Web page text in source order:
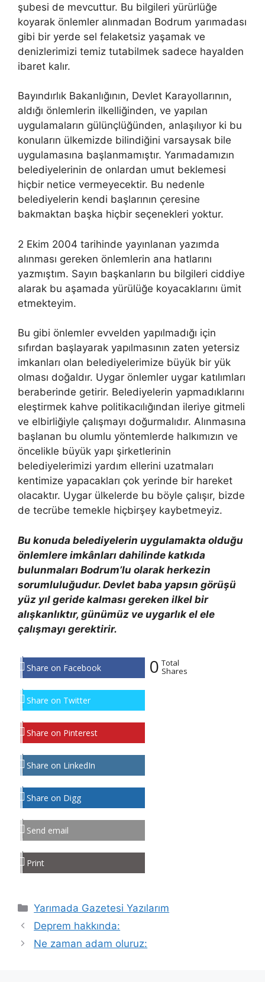
şubesi de mevcuttur. Bu bilgileri yürürlüğe
koyarak önlemler alınmadan Bodrum yarımadası
gibi bir yerde sel felaketsiz yaşamak ve
denizlerimizi temiz tutabilmek sadece hayalden
ibaret kalır.
Bayındırlık Bakanlığının, Devlet Karayollarının,
aldığı önlemlerin ilkelliğinden, ve yapılan
uygulamaların gülünçlüğünden, anlaşılıyor ki bu
konuların ülkemizde bilindiğini varsaysak bile
uygulamasına başlanmamıştır. Yarımadamızın
belediyelerinin de onlardan umut beklemesi
hiçbir netice vermeyecektir. Bu nedenle
belediyelerin kendi başlarının çeresine
bakmaktan başka hiçbir seçenekleri yoktur.
2 Ekim 2004 tarihinde yayınlanan yazımda
alınması gereken önlemlerin ana hatlarını
yazmıştım. Sayın başkanların bu bilgileri ciddiye
alarak bu aşamada yürülüğe koyacaklarını ümit
etmekteyim.
Bu gibi önlemler evvelden yapılmadığı için
sıfırdan başlayarak yapılmasının zaten yetersiz
imkanları olan belediyelerimize büyük bir yük
olması doğaldır. Uygar önlemler uygar katılımları
beraberinde getirir. Belediyelerin yapmadıklarını
eleştirmek kahve politikacılığından ileriye gitmeli
ve elbirliğiyle çalışmayı doğurmalıdır. Alınmasına
başlanan bu olumlu yöntemlerde halkımızın ve
öncelikle büyük yapı şirketlerinin
belediyelerimizi yardım ellerini uzatmaları
kentimize yapacakları çok yerinde bir hareket
olacaktır. Uygar ülkelerde bu böyle çalışır, bizde
de tecrübe temekle hiçbirşey kaybetmeyiz.
Bu konuda belediyelerin uygulamakta olduğu
önlemlere imkânları dahilinde katkıda
bulunmaları Bodrum’lu olarak herkezin
sorumluluğudur. Devlet baba yapsın görüşü
yüz yıl geride kalması gereken ilkel bir
alışkanlıktır, günümüz ve uygarlık el ele
çalışmayı gerektirir.
Share on Facebook
Share on Twitter
Share on Pinterest
Share on LinkedIn
Share on Digg
Send email
Print
0 Total
Shares
Kategoriler
Yarımada Gazetesi Yazılarım
Deprem hakkında:
Ne zaman adam oluruz: